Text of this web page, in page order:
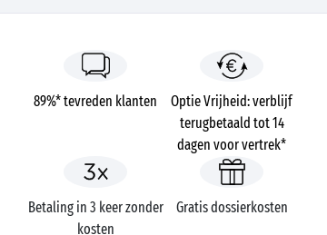
89%* tevreden klanten
Optie Vrijheid: verblijf
terugbetaald tot 14
dagen voor vertrek*
Betaling in 3 keer zonder
kosten
Gratis dossierkosten